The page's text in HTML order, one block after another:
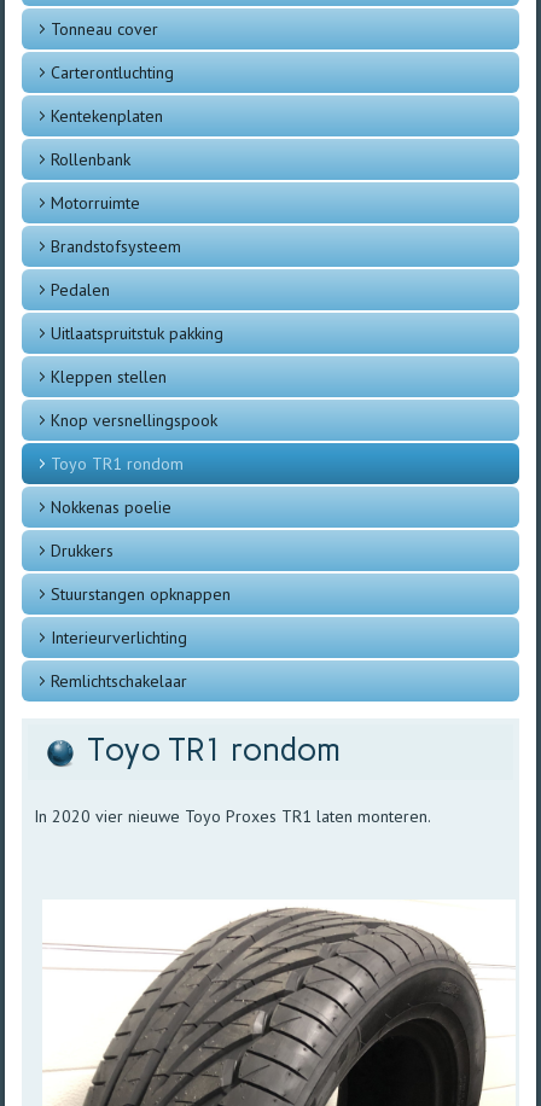
Tonneau cover
Carterontluchting
Kentekenplaten
Rollenbank
Motorruimte
Brandstofsysteem
Pedalen
Uitlaatspruitstuk pakking
Kleppen stellen
Knop versnellingspook
Toyo TR1 rondom
Nokkenas poelie
Drukkers
Stuurstangen opknappen
Interieurverlichting
Remlichtschakelaar
Toyo TR1 rondom
In 2020 vier nieuwe Toyo Proxes TR1 laten monteren.